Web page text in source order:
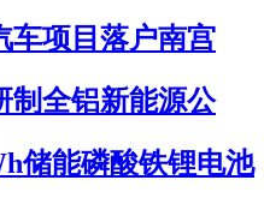
车项目落户南宫
制全铝新能源公
储能磷酸铁锂电池